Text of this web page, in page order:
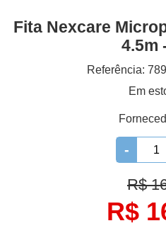
Fita Nexcare
4.5m
Referência:
Em
-
R$
R$